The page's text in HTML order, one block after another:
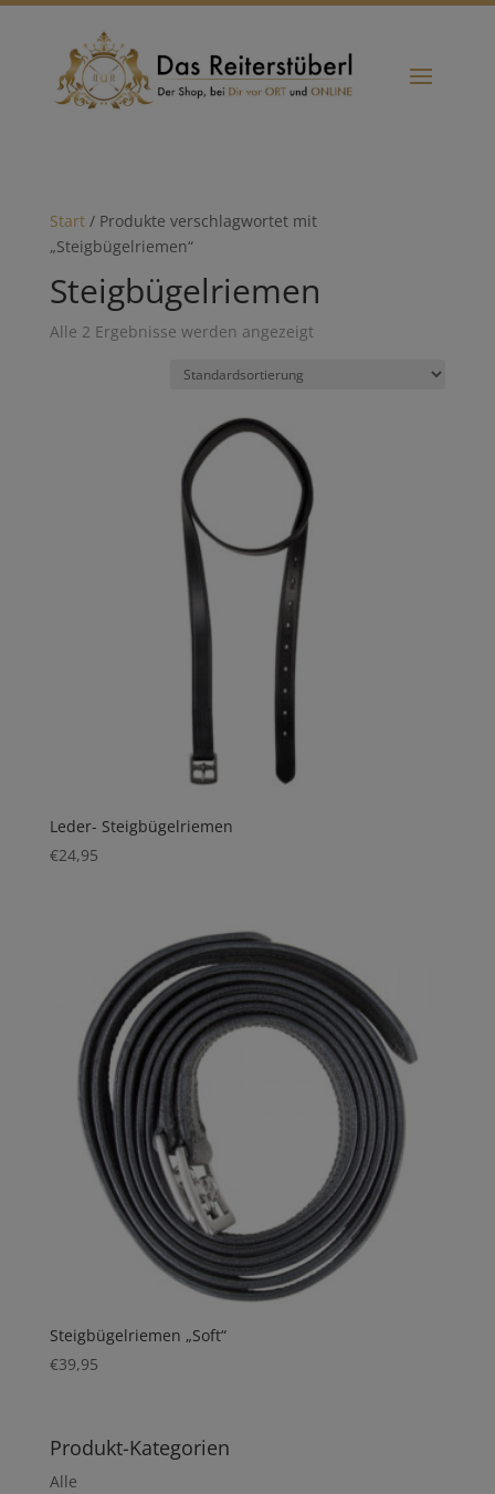
Start/ Produkte verschlagwortet mit
„Steigbügelriemen“
Steigbügelriemen
Alle 2 Ergebnisse werden angezeigt
Leder- Steigbügelriemen
€24,95
Steigbügelriemen „Soft“
€39,95
Produkt-Kategorien
Alle